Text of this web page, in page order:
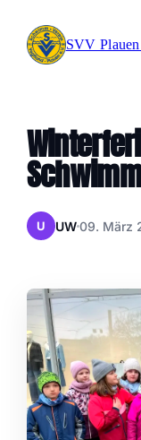
SVV
U UW09. März